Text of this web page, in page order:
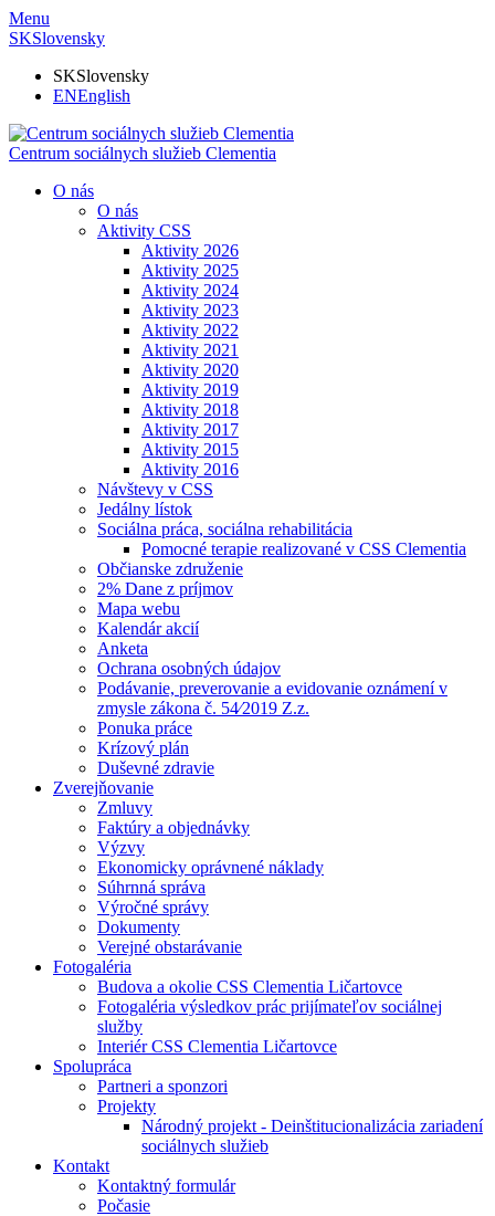
Menu
SKSlovensky
SKSlovensky
ENEnglish
Centrum sociálnych služieb Clementia
O nás
O nás
Aktivity CSS
Aktivity 2026
Aktivity 2025
Aktivity 2024
Aktivity 2023
Aktivity 2022
Aktivity 2021
Aktivity 2020
Aktivity 2019
Aktivity 2018
Aktivity 2017
Aktivity 2015
Aktivity 2016
Návštevy v CSS
Jedálny lístok
Sociálna práca, sociálna rehabilitácia
Pomocné terapie realizované v CSS Clementia
Občianske združenie
2% Dane z príjmov
Mapa webu
Kalendár akcií
Anketa
Ochrana osobných údajov
Podávanie, preverovanie a evidovanie oznámení v
zmysle zákona č. 54⁄2019 Z.z.
Ponuka práce
Krízový plán
Duševné zdravie
Zverejňovanie
Zmluvy
Faktúry a objednávky
Výzvy
Ekonomicky oprávnené náklady
Súhrnná správa
Výročné správy
Dokumenty
Verejné obstarávanie
Fotogaléria
Budova a okolie CSS Clementia Ličartovce
Fotogaléria výsledkov prác prijímateľov sociálnej
služby
Interiér CSS Clementia Ličartovce
Spolupráca
Partneri a sponzori
Projekty
Národný projekt - Deinštitucionalizácia zariadení
sociálnych služieb
Kontakt
Kontaktný formulár
Počasie